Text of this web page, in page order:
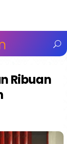
Ribuan